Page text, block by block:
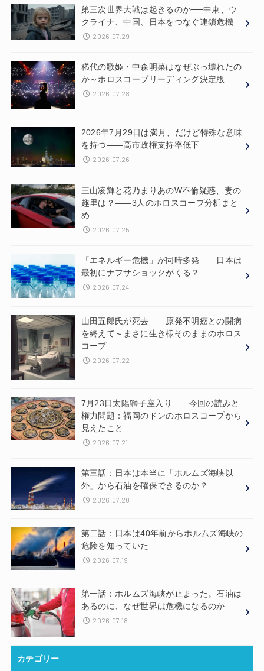
第三次世界大戦は起きるのか──中東、ウ
クライナ、中国、日本をつなぐ連鎖危機
2026.07.29
稀代の歌姫・中森明菜はなぜぶっ壊れたの
か～ホロスコープリーディング決定版
2026.07.28
2026年7月29日は満月、だけど特殊な意味
を持つ——高市政権支持率低下
2026.07.26
三山凌輝と花乃まりあのW不倫疑惑、妻の
趣里は？——3人のホロスコープ分析まと
め
2026.07.25
「エネルギー危機」が同時多発——日本は
最初にナフサショックがくる？
2026.07.24
山田五郎氏が死去——原発不明癌との闘病
を終えて～まさに生き様そのままのホロス
コープ
2026.07.22
7月23日太陽獅子座入り——今回の読みと
権力問題：福岡のドンのホロスコープから
見えたこと
2026.07.21
第三話：日本は本当に「ホルムズ海峡以
外」から石油を確保できるのか？
2026.07.20
第二話：日本は40年前からホルムズ海峡の
危険を知っていた
2026.07.19
第一話：ホルムズ海峡が止まった。石油は
あるのに、なぜ世界は危機になるのか
2026.07.18
カテゴリー